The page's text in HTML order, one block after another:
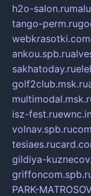
h2o-salon.ru
tango-perm.ru
webkrasotki.com
ankou.spb.ru
sakhatoday.ru
golf2club.msk.ru
isz-fest.ru
volnav.spb.ru
tesiaes.ru
gildiya-
PARK-